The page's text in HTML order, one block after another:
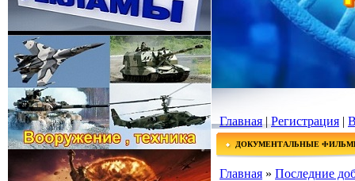
Главная|Регистрация |
ДОКУМЕНТАЛЬНЫЕ
Главная » Последние